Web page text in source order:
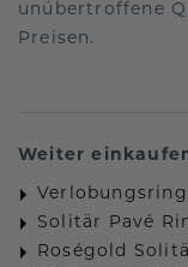
unübertroffene
Preisen.
Weiter
Solitär Pavé
Roségold